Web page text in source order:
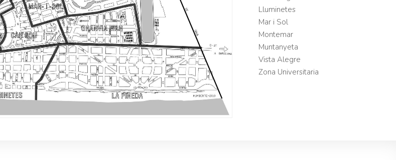
Lluminetes
Mar i Sol
Montemar
Muntanyeta
Vista Alegre
Zona Universitaria